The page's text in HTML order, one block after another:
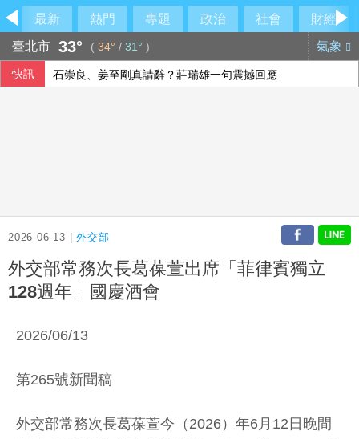
最新 熱門 專題 政治 社會
財經
臺北市 33° ( 34° / 31° ) 氣象
快訊 石崇良、姜至剛真請辭？莊瑞雄一句震撼回應
2026-06-13 |外交部
外交部常務次長葛葆萱出席「菲律賓獨立
128週年」國慶酒會
2026/06/13
第265號新聞稿
外交部常務次長葛葆萱今（2026）年6月12日晚間